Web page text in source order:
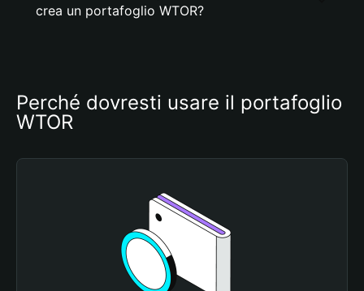
crea un portafoglio WTOR?
Perché dovresti usare il portafoglio
WTOR